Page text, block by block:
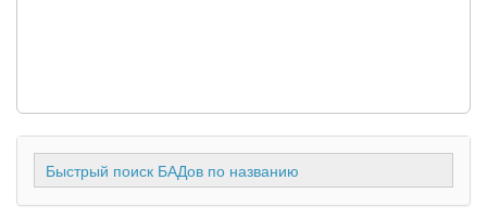
Быстрый поиск БАДов по названию